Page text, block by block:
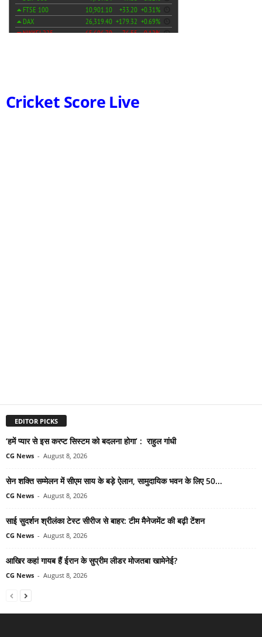
Cricket Score Live
EDITOR PICKS
‘हमें प्यार से इस करप्ट सिस्टम को बदलना होगा’ : राहुल गांधी
CG News - August 8, 2026
सेन शक्ति सम्मेलन में सीएम साय के बड़े ऐलान, सामुदायिक भवन के लिए 50...
CG News - August 8, 2026
साई सुदर्शन श्रीलंका टेस्ट सीरीज से बाहर: टीम मैनेजमेंट की बढ़ी टेंशन
CG News - August 8, 2026
आखिर कहां गायब हैं ईरान के सुप्रीम लीडर मोजतबा खामेनेई?
CG News - August 8, 2026